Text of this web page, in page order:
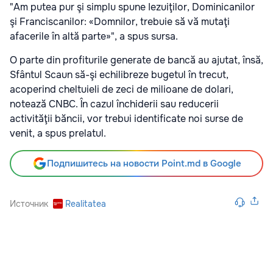
"Am putea pur şi simplu spune Iezuiţilor, Dominicanilor
şi Franciscanilor: «Domnilor, trebuie să vă mutaţi
afacerile în altă parte»", a spus sursa.
O parte din profiturile generate de bancă au ajutat, însă,
Sfântul Scaun să-şi echilibreze bugetul în trecut,
acoperind cheltuieli de zeci de milioane de dolari,
notează CNBC. În cazul închiderii sau reducerii
activităţii băncii, vor trebui identificate noi surse de
venit, a spus prelatul.
Подпишитесь на новости Point.md в Google
Источник Realitatea